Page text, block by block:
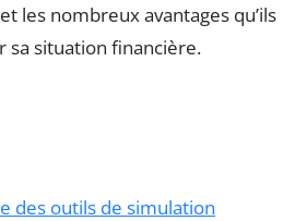
les nombreux avantages qu’ils
situation financière.
des outils de simulation